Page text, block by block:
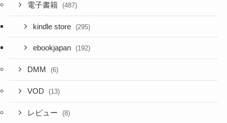
電子書籍 (487)
kindle store (295)
ebookjapan (192)
DMM (6)
VOD (13)
レビュー (8)